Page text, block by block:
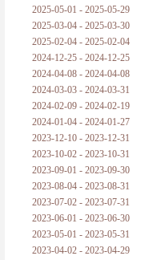
2025-05-01 - 2025-05-29
2025-03-04 - 2025-03-30
2025-02-04 - 2025-02-04
2024-12-25 - 2024-12-25
2024-04-08 - 2024-04-08
2024-03-03 - 2024-03-31
2024-02-09 - 2024-02-19
2024-01-04 - 2024-01-27
2023-12-10 - 2023-12-31
2023-10-02 - 2023-10-31
2023-09-01 - 2023-09-30
2023-08-04 - 2023-08-31
2023-07-02 - 2023-07-31
2023-06-01 - 2023-06-30
2023-05-01 - 2023-05-31
2023-04-02 - 2023-04-29